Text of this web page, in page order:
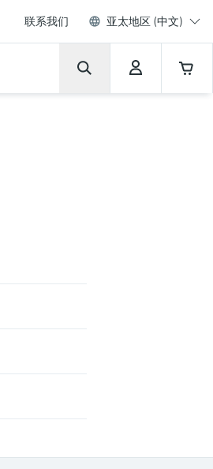
联系我们 亚太地区 (中文)